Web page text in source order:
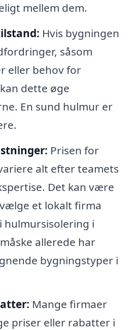
mellem dem.
Hvis bygningen
såsom
eller behov for
dette øge
En sund hulmur er
Prisen for
alt efter teamets
Det kan være
et lokalt firma
hulmursisolering i
allerede har
bygningstyper i
Mange firmaer
priser eller rabatter i